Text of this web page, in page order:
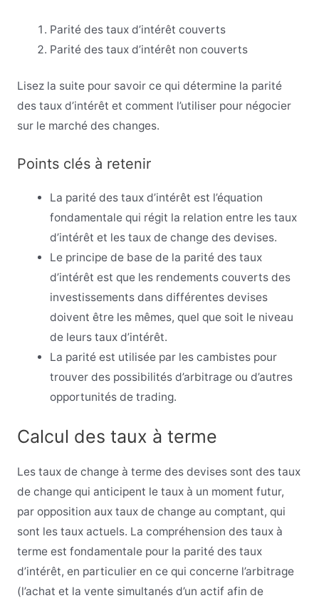
Parité des taux d’intérêt couverts
Parité des taux d’intérêt non couverts
Lisez la suite pour savoir ce qui détermine la parité
des taux d’intérêt et comment l’utiliser pour négocier
sur le marché des changes.
Points clés à retenir
La parité des taux d’intérêt est l’équation
fondamentale qui régit la relation entre les taux
d’intérêt et les taux de change des devises.
Le principe de base de la parité des taux
d’intérêt est que les rendements couverts des
investissements dans différentes devises
doivent être les mêmes, quel que soit le niveau
de leurs taux d’intérêt.
La parité est utilisée par les cambistes pour
trouver des possibilités d’arbitrage ou d’autres
opportunités de trading.
Calcul des taux à terme
Les taux de change à terme des devises sont des taux
de change qui anticipent le taux à un moment futur,
par opposition aux taux de change au comptant, qui
sont les taux actuels. La compréhension des taux à
terme est fondamentale pour la parité des taux
d’intérêt, en particulier en ce qui concerne l’arbitrage
(l’achat et la vente simultanés d’un actif afin de